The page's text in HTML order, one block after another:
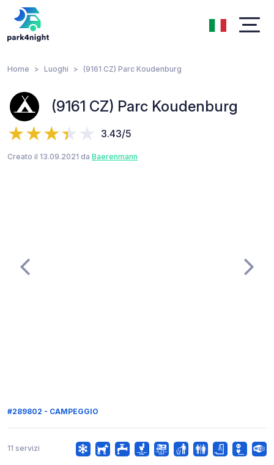
Home Luoghi (9161 CZ) Parc Koudenburg
(9161 CZ) Parc Koudenburg
3.43/5
Creato il 13.09.2021 da Baerenmann
#289802 - CAMPEGGIO
11 servizi